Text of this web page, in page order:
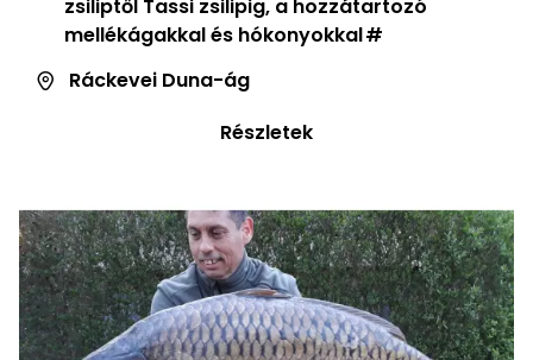
zsiliptől Tassi zsilipig, a hozzátartozó
mellékágakkal és hókonyokkal
Ráckevei Duna-ág
Részletek